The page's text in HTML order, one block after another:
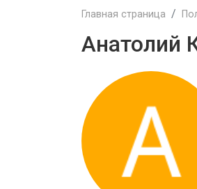
Главная страница
Анатолий